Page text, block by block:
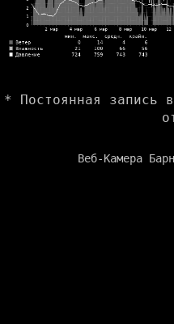
* Постоянная запись
Веб-Камера